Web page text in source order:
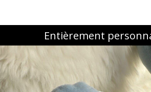
Entièrement